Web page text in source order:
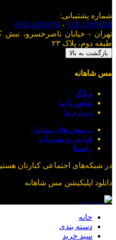
شماره پشتیبانی:
021-33989268
-
0912-4199059
تهران - خیابان ناصرخسرو،
طبقه دوم، پلاک ۲۳
بازگشت به بالا
مس شاهانه
وبلاگ
تماس با ما
درباره ما
پرسش های متداول
قوانین و مقررات
راهنما
در شبکه‌های اجتماعی کنارتان
دانلود اپلیکیشن مس شاهانه
خانه
دسته بندی
سبد خرید